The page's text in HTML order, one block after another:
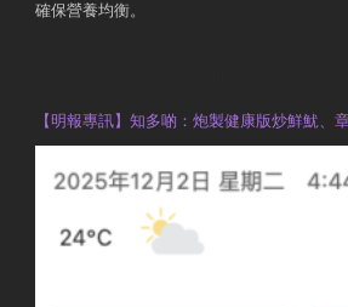
確保營養均衡。
【明報專訊】知多啲：炮製健康版炒鮮魷、